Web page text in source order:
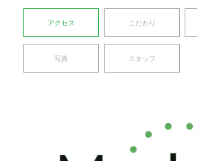
アクセス こだわり
写真 スタッフ